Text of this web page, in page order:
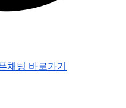
채팅 바로가기